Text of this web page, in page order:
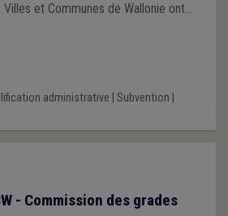
Villes et Communes de Wallonie ont
demandée, afin de
administrative conséquente qui
administrative Subvention
- Commission des grades